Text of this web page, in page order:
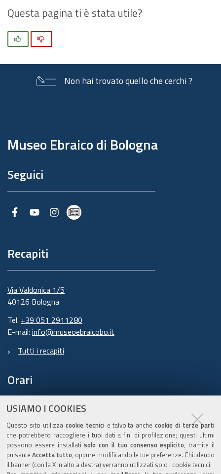
USIAMO I COOKIES
Questo sito utilizza cookie tecnici e talvolta anchecookie di terze parti
che potrebbero raccogliere i tuoi dati a fini di profilazione; questi ultimi
possono essere installatisolo con il tuo consenso esplicito, tramite il
pulsanteAccetta tutto, oppure modificando le tue preferenze. Chiudendo
il banner (con la X in alto a destra) verranno utilizzati solo i cookie tecnici.
Questa pagina ti è stata utile?
Non hai trovato quello che cerchi ?
pagina
Museo Ebraico di Bologna
Seguici
FacebookYoutubeInstagramNewsletter
Recapiti
Via Valdonica 1/5
40126 Bologna
Tel. +39 051 2911280
E-mail: info@museoebraicobo.it
Tutti i recapiti
Orari
venerdì: 10.00 – 16.00
chiuso:sabato e durate le festività ebraiche